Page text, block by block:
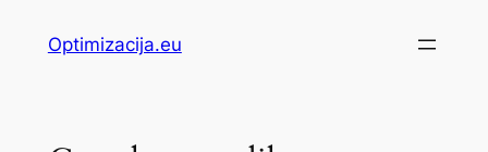
Optimizacija.eu